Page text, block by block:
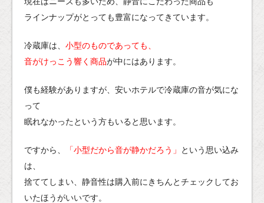
ラインナップがとっても豊富になってきています。
冷蔵庫は、 小型のものであっても、
音がけっこう響く商品が中にはあります。
僕も経験がありますが、安いホテルで冷蔵庫の音が気にな
って
眠れなかったという方もいると思います。
ですから、 「小型だから音が静かだろう」
という思い込み
は、
捨ててしまい、静音性は購入前にきちんとチェックしてお
いたほうがいいです。